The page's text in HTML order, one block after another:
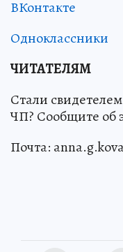
ВКонтакте
Одноклассники
ЧИТАТЕЛЯМ
Стали
ЧП? Сообщите об
Почта: